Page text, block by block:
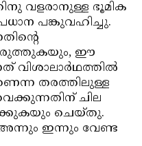
വളരാനുള്ള ഭൂമിക
പങ്കുവഹിച്ചു.
ഈ
വിശാലാര്‍ഥത്തില്‍
തരത്തിലുള്ള
ചില
ചെയ്തു.
ഇന്നും വേണ്ട